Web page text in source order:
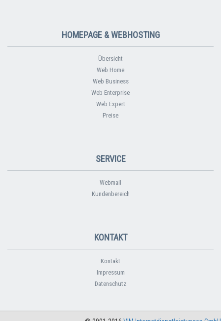
HOMEPAGE & WEBHOSTING
Übersicht
Web Home
Web Business
Web Enterprise
Web Expert
Preise
SERVICE
Webmail
Kundenbereich
KONTAKT
Kontakt
Impressum
Datenschutz